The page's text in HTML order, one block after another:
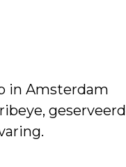
in Amsterdam
geserveerd